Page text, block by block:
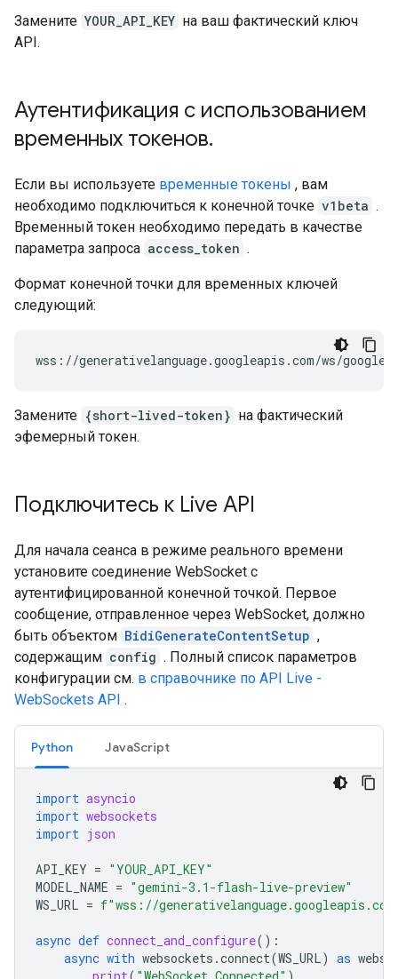
Замените YOUR_API_KEY на ваш фактический ключ
API.
Аутентификация с использованием
временных токенов.
Если вы используете временные токены , вам
необходимо подключиться к конечной точке v1beta .
Временный токен необходимо передать в качестве
параметра запроса access_token .
Формат конечной точки для временных ключей
следующий:
Замените {short-lived-token} на фактический
эфемерный токен.
Подключитесь к Live API
Для начала сеанса в режиме реального времени
установите соединение WebSocket с
аутентифицированной конечной точкой. Первое
сообщение, отправленное через WebSocket, должно
быть объектом BidiGenerateContentSetup ,
содержащим config . Полный список параметров
конфигурации см. в справочнике по API Live -
WebSockets API .
Python JavaScript
import asyncio
import websockets
import json
API_KEY = "YOUR_API_KEY"
MODEL_NAME = "gemini-3.1-flash-live-preview"
WS_URL = f"wss://
async def connect_and_configure():
async with websockets .connect(WS_URL) as